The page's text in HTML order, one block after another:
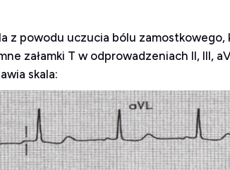
z powodu uczucia bólu
załamki T w odprowadzeniach II, III,
skala: